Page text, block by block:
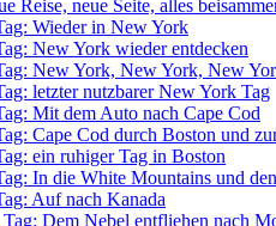
Reise, neue Seite, alles
Wieder in New York
New York wieder entdecken
New York, New York, New
letzter nutzbarer New York Tag
Mit dem Auto nach Cape Cod
Cape Cod durch Boston und
ein ruhiger Tag in Boston
In die White Mountains und
Auf nach Kanada
Tag: Dem Nebel entfliehen nach